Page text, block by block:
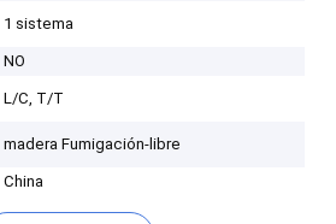
1 sistema
NO
L/C, T/T
madera Fumigación-libre
China